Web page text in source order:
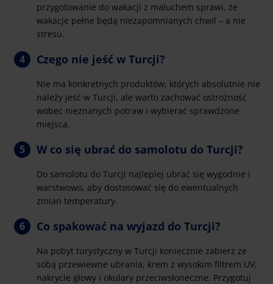
przygotowanie do wakacji z maluchem sprawi, że
wakacje pełne będą niezapomnianych chwil – a nie
stresu.
Czego nie jeść w Turcji?
Nie ma konkretnych produktów, których absolutnie nie
należy jeść w Turcji, ale warto zachować ostrożność
wobec nieznanych potraw i wybierać sprawdzone
miejsca.
W co się ubrać do samolotu do Turcji?
Do samolotu do Turcji najlepiej ubrać się wygodnie i
warstwowo, aby dostosować się do ewentualnych
zmian temperatury.
Co spakować na wyjazd do Turcji?
Na pobyt turystyczny w Turcji koniecznie zabierz ze
sobą przewiewne ubrania, krem z wysokim filtrem UV,
nakrycie głowy i okulary przeciwsłoneczne. Przygotuj